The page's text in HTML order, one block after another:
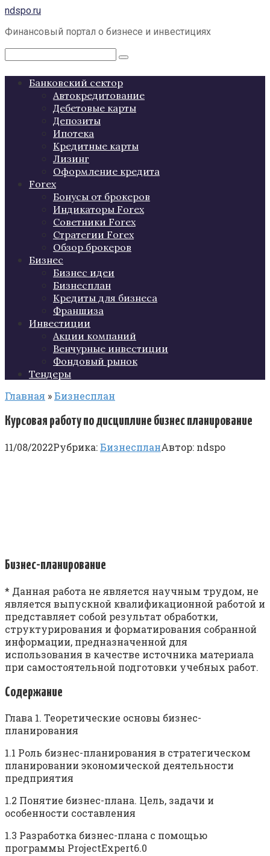
Перейти
контенту
ndspo.ru
Финансовый портал о бизнесе и инвестициях
Поиск:
Банковский сектор
Автокредитование
Дебетовые карты
Депозиты
Ипотека
Кредитные карты
Лизинг
Оформление кредита
Forex
Бонусы от брокеров
Индикаторы Forex
Советники Forex
Стратегии Forex
Обзор брокеров
Бизнес
Бизнес идеи
Бизнесплан
Кредиты для бизнеса
Франшиза
Инвестиции
Акции компаний
Венчурные инвестиции
Фондовый рынок
Тендеры
Главная »Бизнесплан
Курсовая работу по дисциплине бизнес планирование
11/08/2022Рубрика:БизнеспланАвтор: ndspo
Бизнес-планирование
* Данная работа не является научным трудом, не
является выпускной квалификационной работой и
представляет собой результат обработки,
структурирования и форматирования собранной
информации, предназначенной для
использования в качестве источника материала
при самостоятельной подготовки учебных работ.
Содержание
Глава 1. Теоретические основы бизнес-
планирования
1.1 Роль бизнес-планирования в стратегическом
планировании экономической деятельности
предприятия
1.2 Понятие бизнес-плана. Цель, задачи и
особенности составления
1.3 Разработка бизнес-плана с помощью
программы ProjectExpert6.0